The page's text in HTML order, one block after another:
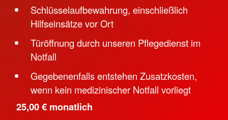
Schlüsselaufbewahrung, einschließlich
Hilfseinsätze vor Ort
Türöffnung durch unseren Pflegedienst im
Notfall
Gegebenenfalls entstehen Zusatzkosten,
wenn kein medizinischer Notfall vorliegt
25,00 € monatlich